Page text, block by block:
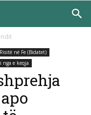
Risitë në Fe (Bidatet)
e keqja